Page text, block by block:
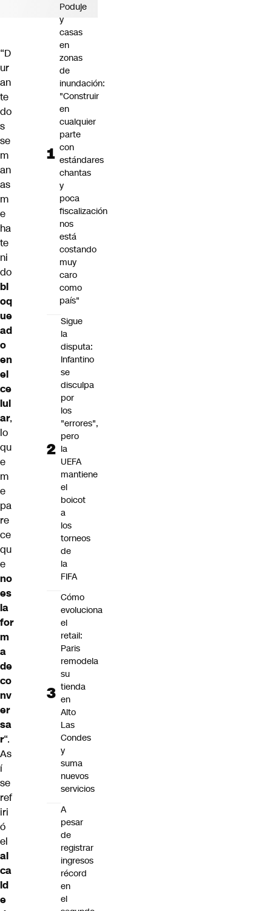
“D
ur
an
te
do
s
se
m
an
as
m
e
ha
te
ni
do
bl
oq
ue
ad
o
en
el
ce
lul
ar,
lo
qu
e
m
e
pa
re
ce
qu
e
no
es
la
for
m
a
de
co
nv
er
sa
r“.
As
í
se
ref
iri
ó
el
al
ca
ld
e
Poduje
y
casas
en
zonas
de
inundación:
"Construir
en
cualquier
parte
con
estándares
chantas
y
poca
fiscalización
nos
está
costando
muy
caro
como
país"
Sigue
la
disputa:
Infantino
se
disculpa
por
los
"errores",
pero
la
UEFA
mantiene
el
boicot
a
los
torneos
de
la
FIFA
Cómo
evoluciona
el
retail:
Paris
remodela
su
tienda
en
Alto
Las
Condes
y
suma
nuevos
servicios
A
pesar
de
registrar
ingresos
récord
en
el